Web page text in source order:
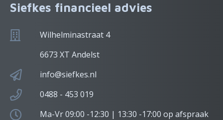
Siefkes financieel advies
Wilhelminastraat 4
6673 XT Andelst
info@siefkes.nl
0488 - 453 019
Ma-Vr 09:00 -12:30 | 13:30 -17:00 op afspraak